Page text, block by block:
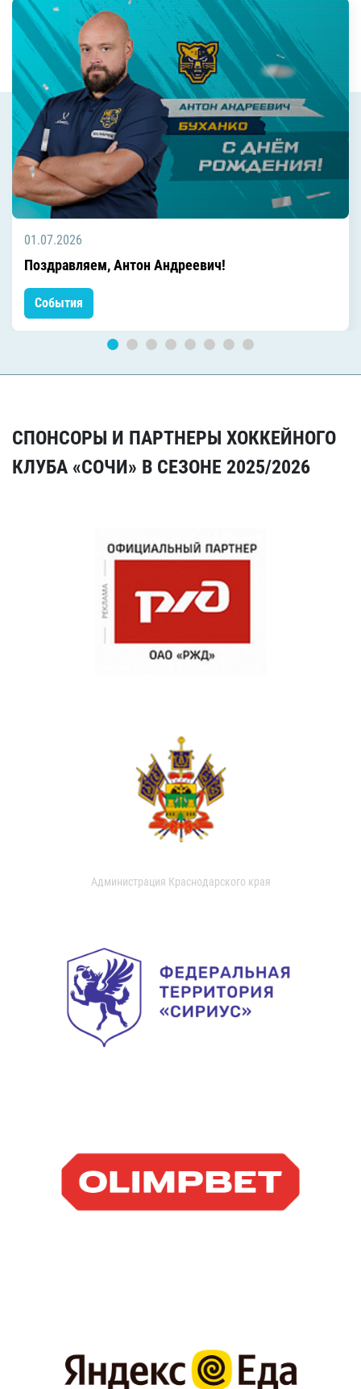
01.07.2026
Поздравляем, Антон Андреевич!
События
СПОНСОРЫ И ПАРТНЕРЫ ХОККЕЙНОГО
КЛУБА «СОЧИ» В СЕЗОНЕ 2025/2026
Администрация Краснодарского края